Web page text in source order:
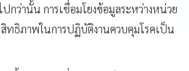
กว่านั้น การเชื่อมโยงข้อมูลระหว่างหน่วย
ทธิภาพในการปฏิบัติงานควบคุมโรคเป็น